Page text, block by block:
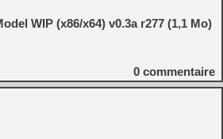
WIP (x86/x64) v0.3a r277 (1,1 Mo)
0 commentaire